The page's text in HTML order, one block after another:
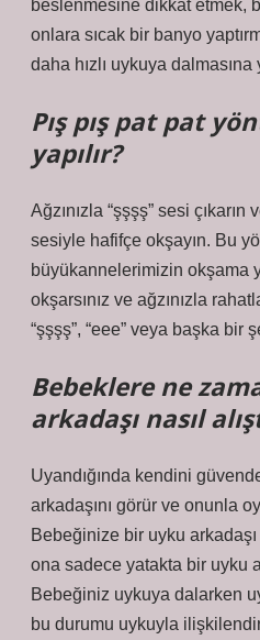
beslenmesine dikkat etmek,
onlara sıcak bir banyo
daha hızlı uykuya dalmasına
Pış pış pat pat
yapılır?
Ağzınızla “şşşş” sesi çıkarın
sesiyle hafifçe okşayın. Bu
büyükannelerimizin okşama
okşarsınız ve ağzınızla
“şşşş”, “eee” veya başka bir
Bebeklere ne
arkadaşı nasıl
Uyandığında kendini
arkadaşını görür ve onunla
Bebeğinize bir uyku
ona sadece yatakta bir uyku
Bebeğiniz uykuya dalarken
bu durumu uykuyla